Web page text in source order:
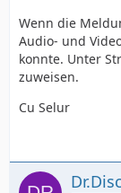
Wenn die
Audio- und
konnte. Unter
zuweisen.
Cu Selur